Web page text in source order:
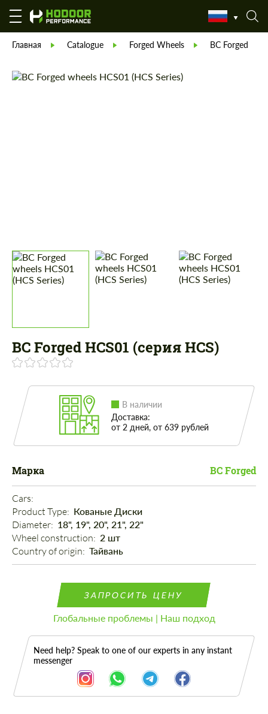
Главная Catalogue Forged Wheels BC Forged
BC Forged HCS01 (серия HCS)
В наличии
Доставка:
от 2 дней, от 639 рублей
Марка BC Forged
Cars:
Product Type: Кованые Диски
Diameter: 18", 19", 20", 21", 22"
Wheel construction: 2 шт
Country of origin: Тайвань
ЗАПРОСИТЬ ЦЕНУ
Глобальные проблемы | Наш подход
Need help? Speak to one of our experts in any instant
messenger